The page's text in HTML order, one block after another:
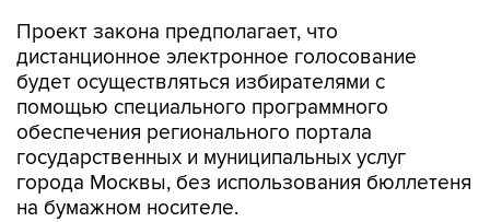
Проект закона предполагает, что
дистанционное электронное голосование
будет осуществляться избирателями с
помощью специального программного
обеспечения регионального портала
государственных и муниципальных услуг
города Москвы, без использования бюллетеня
на бумажном носителе.